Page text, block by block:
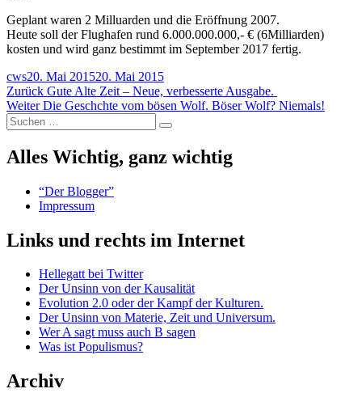
Geplant waren 2 Milluarden und die Eröffnung 2007.
Heute soll der Flughafen rund 6.000.000.000,- € (6Milliarden)
kosten und wird ganz bestimmt im September 2017 fertig.
Autor
cwsVeröffentlicht
am
20. Mai 201520. Mai 2015
Beitragsnavigation
Zurück Vorheriger
Beitrag:
Gute Alte Zeit – Neue, verbesserte Ausgabe.
Weiter Nächster
Beitrag:
Die Geschchte vom bösen Wolf. Böser Wolf? Niemals!
Suchen
nach:
Suchen
Alles Wichtig, ganz wichtig
“Der Blogger”
Impressum
Links und rechts im Internet
Hellegatt bei Twitter
Der Unsinn von der Kausalität
Evolution 2.0 oder der Kampf der Kulturen.
Der Unsinn von Materie, Zeit und Universum.
Wer A sagt muss auch B sagen
Was ist Populismus?
Archiv